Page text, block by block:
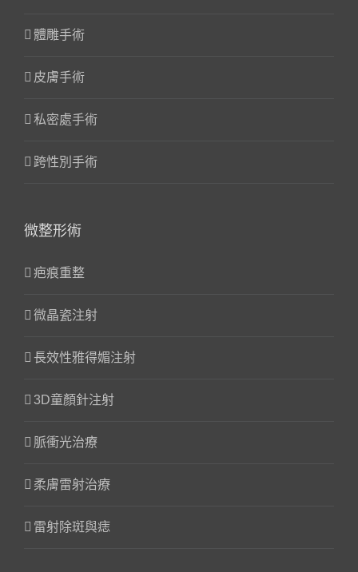
體雕手術
皮膚手術
私密處手術
跨性別手術
微整形術
疤痕重整
微晶瓷注射
長效性雅得媚注射
3D童顏針注射
脈衝光治療
柔膚雷射治療
雷射除斑與痣